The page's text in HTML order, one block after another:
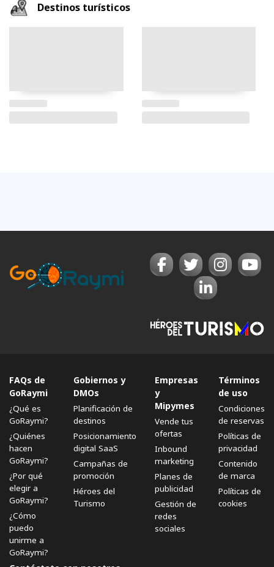
Destinos turísticos
FAQs de
GoRaymi
¿Qué es
GoRaymi?
¿Quiénes
hacen
GoRaymi?
¿Por qué
elegir a
GoRaymi?
¿Cómo
puedo
unirme a
GoRaymi?
Gobiernos y
DMOs
Planificación de
destinos
Posicionamiento
digital SaaS
Campañas de
promoción
Héroes del
Turismo
Empresas
y
Mipymes
Vende tus
ofertas
Inbound
marketing
Planes de
publicidad
Gestión de
redes
sociales
Términos
de uso
Condiciones
de reservas
Políticas de
privacidad
Contenido
de marca
Políticas de
cookies